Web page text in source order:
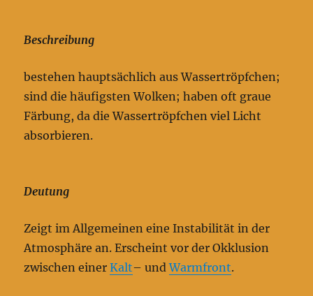
Beschreibung
bestehen hauptsächlich aus Wassertröpfchen;
sind die häufigsten Wolken; haben oft graue
Färbung, da die Wassertröpfchen viel Licht
absorbieren.
Deutung
Zeigt im Allgemeinen eine Instabilität in der
Atmosphäre an. Erscheint vor der Okklusion
zwischen einerKalt– undWarmfront.